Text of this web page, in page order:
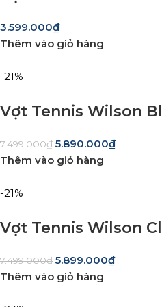
3.599.000₫
Thêm vào giỏ hàng
-21%
Vợt Tennis Wilson
7.499.000₫ 5.890.000₫
Thêm vào giỏ hàng
-21%
Vợt Tennis Wilson
7.499.000₫ 5.899.000₫
Thêm vào giỏ hàng